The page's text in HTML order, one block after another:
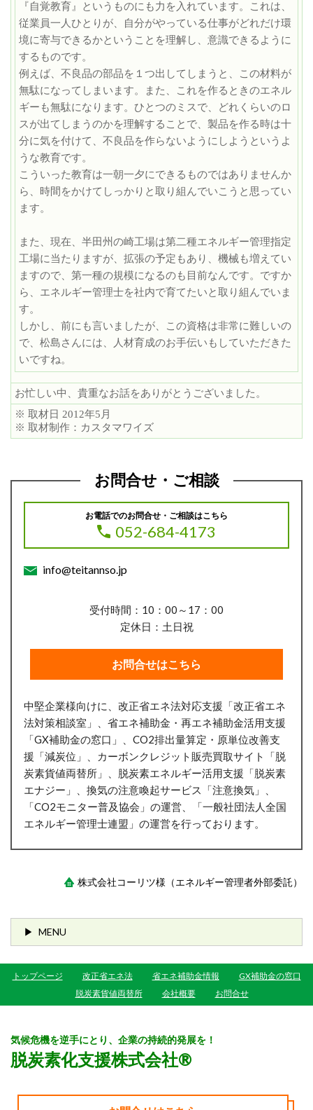
『自覚教育』というものにも力を入れています。これは、
従業員一人ひとりが、自分がやっている仕事がどれだけ環
境に寄与できるかということを理解し、意識できるように
するものです。
例えば、不良品の部品を１つ出してしまうと、この材料が
無駄になってしまいます。また、これを作るときのエネル
ギーも無駄になります。ひとつのミスで、どれくらいのロ
スが出てしまうのかを理解することで、製品を作る時は十
分に気を付けて、不良品を作らないようにしようというよ
うな教育です。
こういった教育は一朝一夕にできるものではありませんか
ら、時間をかけてしっかりと取り組んでいこうと思ってい
ます。
また、現在、半田州の崎工場は第二種エネルギー管理指定
工場に当たりますが、拡張の予定もあり、機械も増えてい
ますので、第一種の規模になるのも目前なんです。ですか
ら、エネルギー管理士を社内で育てたいと取り組んでいま
す。
しかし、前にも言いましたが、この資格は非常に難しいの
で、松島さんには、人材育成のお手伝いもしていただきた
いですね。
お忙しい中、貴重なお話をありがとうございました。
※ 取材日 2012年5月
※ 取材制作：カスタマワイズ
お問合せ・ご相談
お電話でのお問合せ・ご相談はこちら
052-684-4173
info@teitannso.jp
受付時間：10：00～17：00
定休日：土日祝
お問合せはこちら
中堅企業様向けに、改正省エネ法対応支援「改正省エネ
法対策相談室」、省エネ補助金・再エネ補助金活用支援
「GX補助金の窓口」、CO2排出量算定・原単位改善支
援「減炭位」、
カーボンクレジット販売買取サイト「脱
炭素貨値両替所」、 脱炭素エネルギー活用支援「脱炭素
エナジー」、換気の注意喚起サービス「注意換気」、
「CO2モニター普及協会」の運営、「一般社団法人全国
エネルギー管理士連盟」の運営を行っております。
株式会社コーリツ様（エネルギー管理者外部委託）
MENU
トップページ 改正省エネ法 省エネ補助金情報
GX補助金の窓口
脱炭素貨値両替所
会社概要 お問合せ
気候危機を逆手にとり、企業の持続的発展を！
脱炭素化支援株式会社®